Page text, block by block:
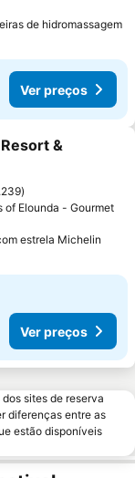
de hidromassagem
Ver preços
favoritos
&
of Elounda - Gourmet
estrela Michelin
Ver preços
sites de reserva
diferenças entre as
estão disponíveis